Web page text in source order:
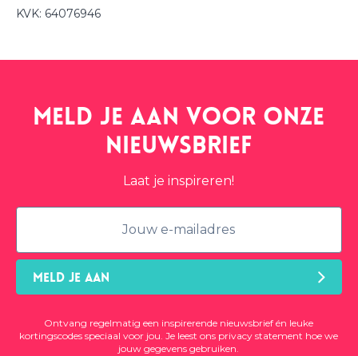
KVK: 64076946
Meld je aan voor onze
nieuwsbrief
Laat je inspireren!
MELD JE AAN
Ontvang regelmatig een inspirerende nieuwsbrief én leuke
kortingscodes speciaal voor jou. Je leest ons privacy statement hoe we
jouw gegevens gebruiken.